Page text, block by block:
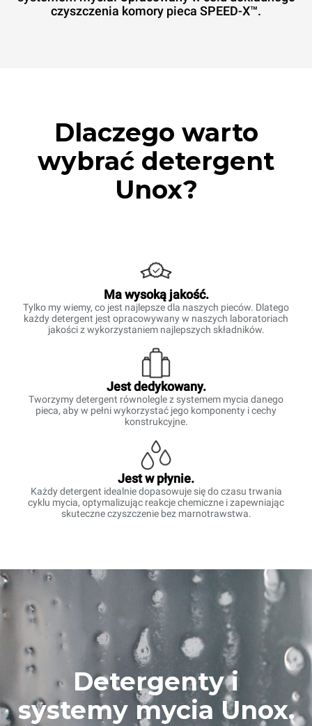
czyszczenia komory pieca SPEED-X™.
Dlaczego warto
wybrać detergent
Unox?
Ma wysoką jakość.
Tylko my wiemy, co jest najlepsze dla naszych pieców. Dlatego
każdy detergent jest opracowywany w naszych laboratoriach
jakości z wykorzystaniem najlepszych składników.
Jest dedykowany.
Tworzymy detergent równolegle z systemem mycia danego
pieca, aby w pełni wykorzystać jego komponenty i cechy
konstrukcyjne.
Jest w płynie.
Każdy detergent idealnie dopasowuje się do czasu trwania
cyklu mycia, optymalizując reakcje chemiczne i zapewniając
skuteczne czyszczenie bez marnotrawstwa.
Detergenty i
systemy mycia Unox.